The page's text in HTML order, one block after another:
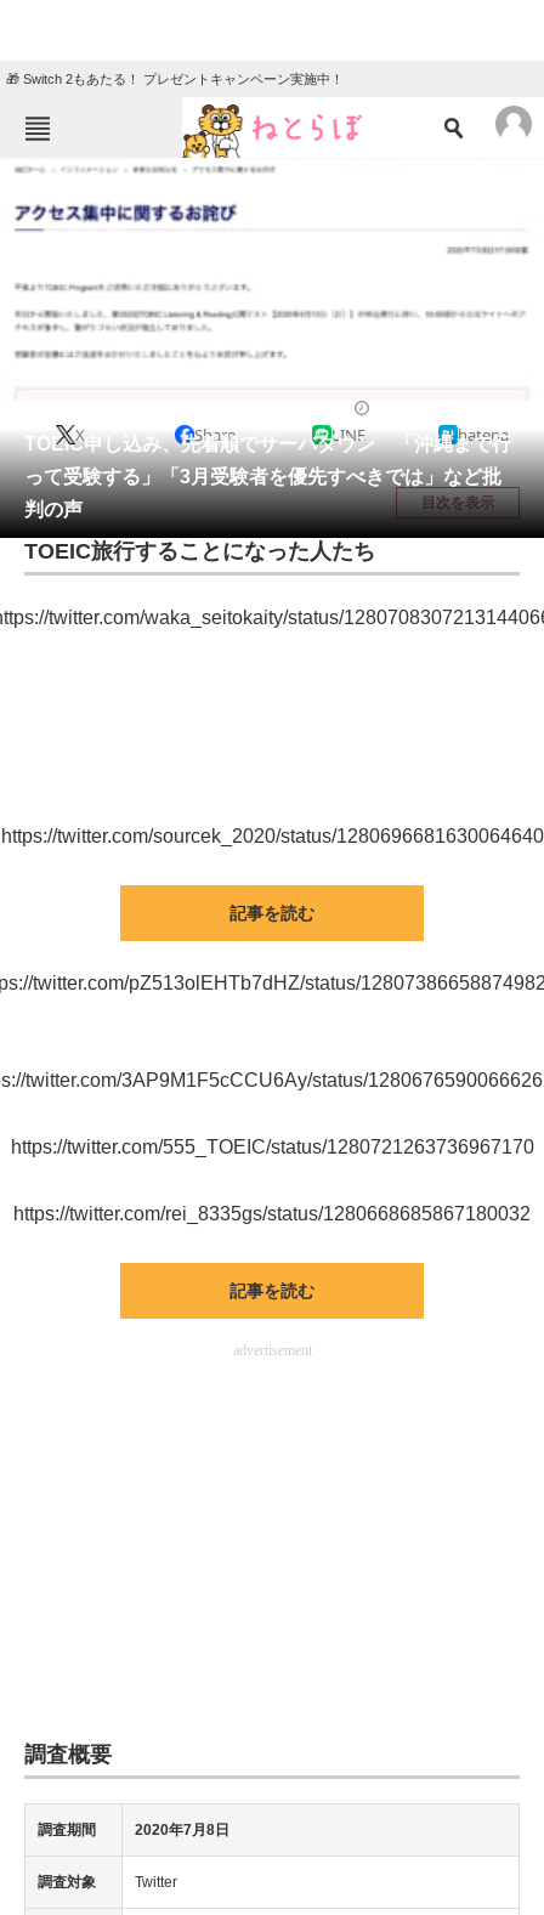
🎁 Switch 2もあたる！ プレゼントキャンペーン実施中！
ねとらぼメニュー
TOP
グルメ
動物
会員記事
メディア
注目記事を集めた総合ページ
製造業のIT導入・活用を支援
TOEIC申し込み、先着順でサーバダウン 「沖縄まで行
って受験する」「3月受験者を優先すべきでは」など批
判の声
X Share LINE hatena
目次を表示
TOEIC旅行することになった人たち
twitter.com/waka_seitokaity/status/
https://twitter.com/sourcek_2020/status/1280696681630064640
記事を読む
twitter.com/pZ513olEHTb7dHZ/status/
twitter.com/3AP9M1F5cCCU6Ay/status/
https://twitter.com/555_TOEIC/status/1280721263736967170
https://twitter.com/rei_8335gs/status/1280668685867180032
記事を読む
advertisement
調査概要
調査期間 2020年7月8日
調査対象 Twitter